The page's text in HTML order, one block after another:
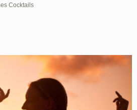
Cocktails